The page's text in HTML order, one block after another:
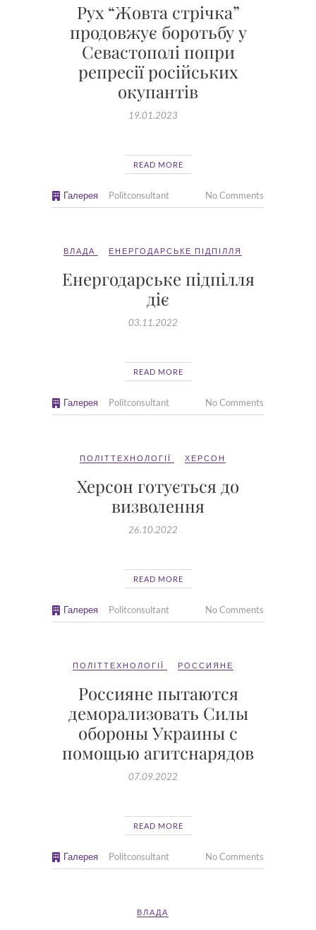
Рух “Жовта стрічка”
продовжує боротьбу у
Севастополі попри
репресії російських
окупантів
19.01.2023
READ MORE
Галерея Politconsultant No Comments
ВЛАДА ЕНЕРГОДАРСЬКЕ ПІДПІЛЛЯ
Енергодарське підпілля
діє
03.11.2022
READ MORE
Галерея Politconsultant No Comments
ПОЛІТТЕХНОЛОГІЇ ХЕРСОН
Херсон готується до
визволення
26.10.2022
READ MORE
Галерея Politconsultant No Comments
ПОЛІТТЕХНОЛОГІЇ РОССИЯНЕ
Россияне пытаются
деморализовать Силы
обороны Украины с
помощью агитснарядов
07.09.2022
READ MORE
Галерея Politconsultant No Comments
ВЛАДА